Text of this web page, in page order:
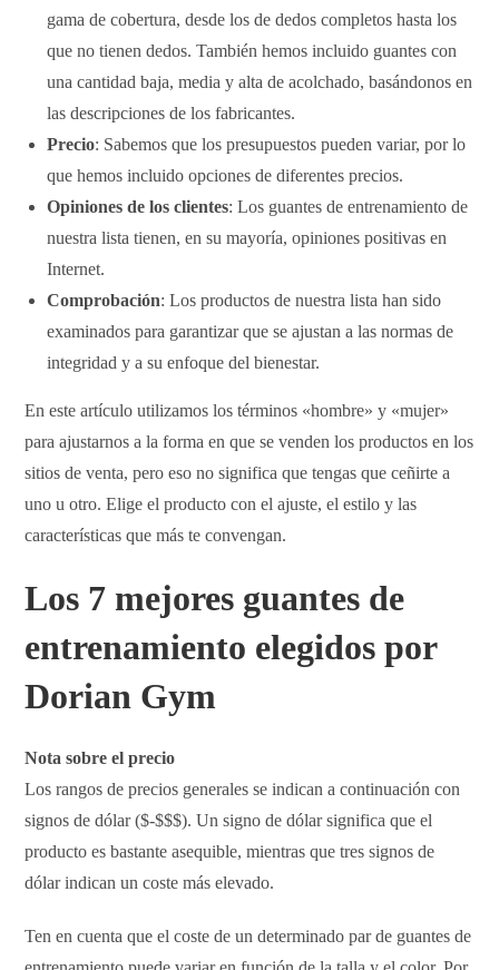
gama de cobertura, desde los de dedos completos hasta los
que no tienen dedos. También hemos incluido guantes con
una cantidad baja, media y alta de acolchado, basándonos en
las descripciones de los fabricantes.
Precio: Sabemos que los presupuestos pueden variar, por lo
que hemos incluido opciones de diferentes precios.
Opiniones de los clientes: Los guantes de entrenamiento de
nuestra lista tienen, en su mayoría, opiniones positivas en
Internet.
Comprobación: Los productos de nuestra lista han sido
examinados para garantizar que se ajustan a las normas de
integridad y a su enfoque del bienestar.
En este artículo utilizamos los términos «hombre» y «mujer»
para ajustarnos a la forma en que se venden los productos en los
sitios de venta, pero eso no significa que tengas que ceñirte a
uno u otro. Elige el producto con el ajuste, el estilo y las
características que más te convengan.
Los 7 mejores guantes de
entrenamiento elegidos por
Dorian Gym
Nota sobre el precio
Los rangos de precios generales se indican a continuación con
signos de dólar ($-$$$). Un signo de dólar significa que el
producto es bastante asequible, mientras que tres signos de
dólar indican un coste más elevado.
Ten en cuenta que el coste de un determinado par de guantes de